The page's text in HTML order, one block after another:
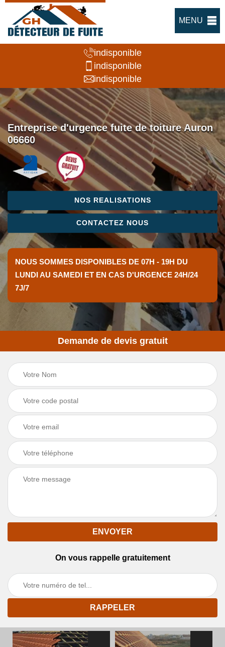
MENU
indisponible
indisponible
indisponible
Entreprise d'urgence fuite de toiture Auron
06660
NOS REALISATIONS
CONTACTEZ NOUS
NOUS SOMMES DISPONIBLES DE 07H - 19H DU
LUNDI AU SAMEDI ET EN CAS D'URGENCE 24H/24
7J/7
Demande de devis gratuit
On vous rappelle gratuitement